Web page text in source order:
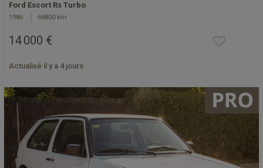
Ford Escort Rs Turbo
1986 68800 km
14 000 €
Actualisé il y a 4 jours